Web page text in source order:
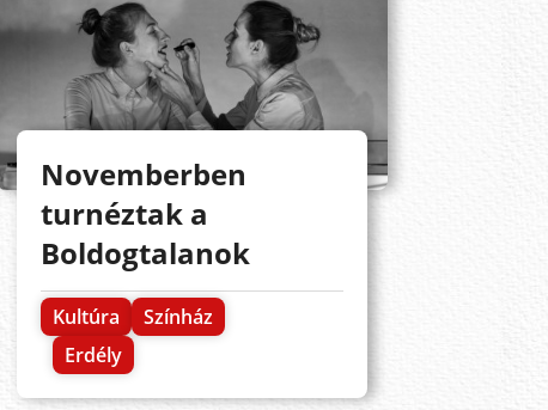
Novemberben
turnéztak a
Boldogtalanok
Kultúra
Színház
Erdély